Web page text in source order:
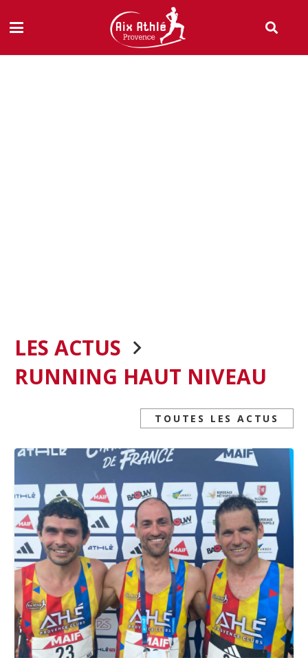
LES ACTUS
RUNNING HAUT NIVEAU
TOUTES LES ACTUS